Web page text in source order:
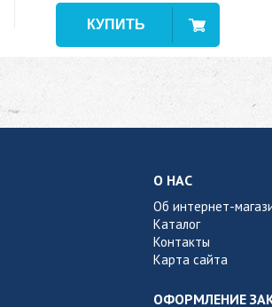
О НАС
Об интернет-
Каталог
Контакты
Карта сайта
ОФОРМЛЕНИЕ